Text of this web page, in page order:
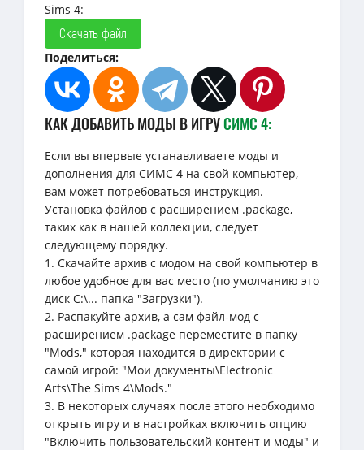
Sims 4:
Скачать файл
Поделиться:
КАК ДОБАВИТЬ МОДЫ В ИГРУСИМС 4:
Если вы впервые устанавливаете моды и
дополнения для СИМС 4 на свой компьютер,
вам может потребоваться инструкция.
Установка файлов с расширением .package,
таких как в нашей коллекции, следует
следующему порядку.
1. Скачайте архив с модом на свой компьютер в
любое удобное для вас место (по умолчанию это
диск C:\... папка "Загрузки").
2. Распакуйте архив, а сам файл-мод с
расширением .package переместите в папку
"Mods," которая находится в директории с
самой игрой: "Мои документы\Electronic
Arts\The Sims 4\Mods."
3. В некоторых случаях после этого необходимо
открыть игру и в настройках включить опцию
"Включить пользовательский контент и моды" и